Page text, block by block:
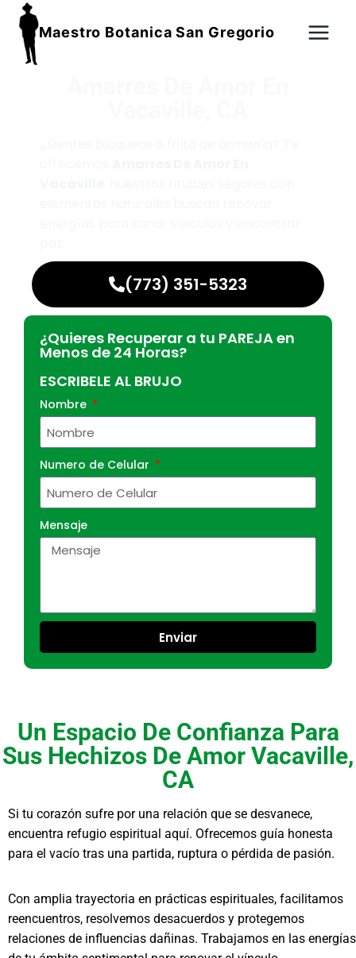
Maestro Botanica San Gregorio
(773) 351-5323
¿Quieres Recuperar a tu PAREJA en
Menos de 24 Horas?
ESCRIBELE AL BRUJO
Nombre
Numero de Celular
Mensaje
Enviar
Un Espacio De Confianza Para
Sus Hechizos De Amor Vacaville,
CA
Si tu corazón sufre por una relación que se desvanece,
encuentra refugio espiritual aquí. Ofrecemos guía honesta
para el vacío tras una partida, ruptura o pérdida de pasión.
Con amplia trayectoria en prácticas espirituales, facilitamos
reencuentros, resolvemos desacuerdos y protegemos
relaciones de influencias dañinas. Trabajamos en las energías